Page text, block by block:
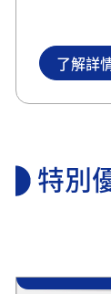
了解詳
特別